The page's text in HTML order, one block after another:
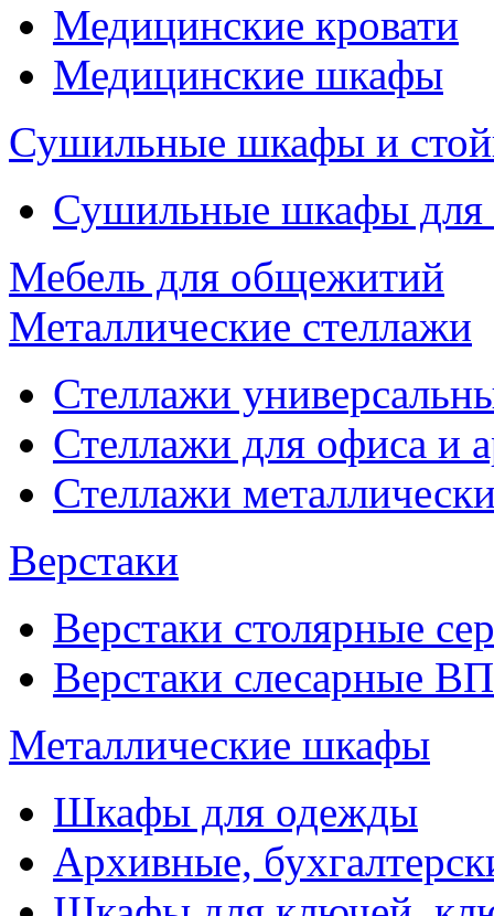
Медицинские кровати
Медицинские шкафы
Сушильные шкафы и
Сушильные шкафы
Мебель для общежитий
Металлические стеллажи
Стеллажи
Стеллажи для офиса и
Стеллажи
Верстаки
Верстаки столярные
Верстаки слесарные ВП
Металлические шкафы
Шкафы для одежды
Архивные,